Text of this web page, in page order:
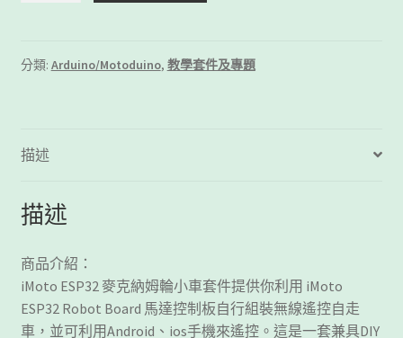
納
車
數
分類: Arduino/Motoduino, 教學套件及專題
描述
描述
商品介紹：
iMoto ESP32 麥克納姆輪小車套件提供你利用 iMoto
ESP32 Robot Board 馬達控制板自行組裝無線遙控自走
車，並可利用Android、ios手機來遙控。這是一套兼具DIY